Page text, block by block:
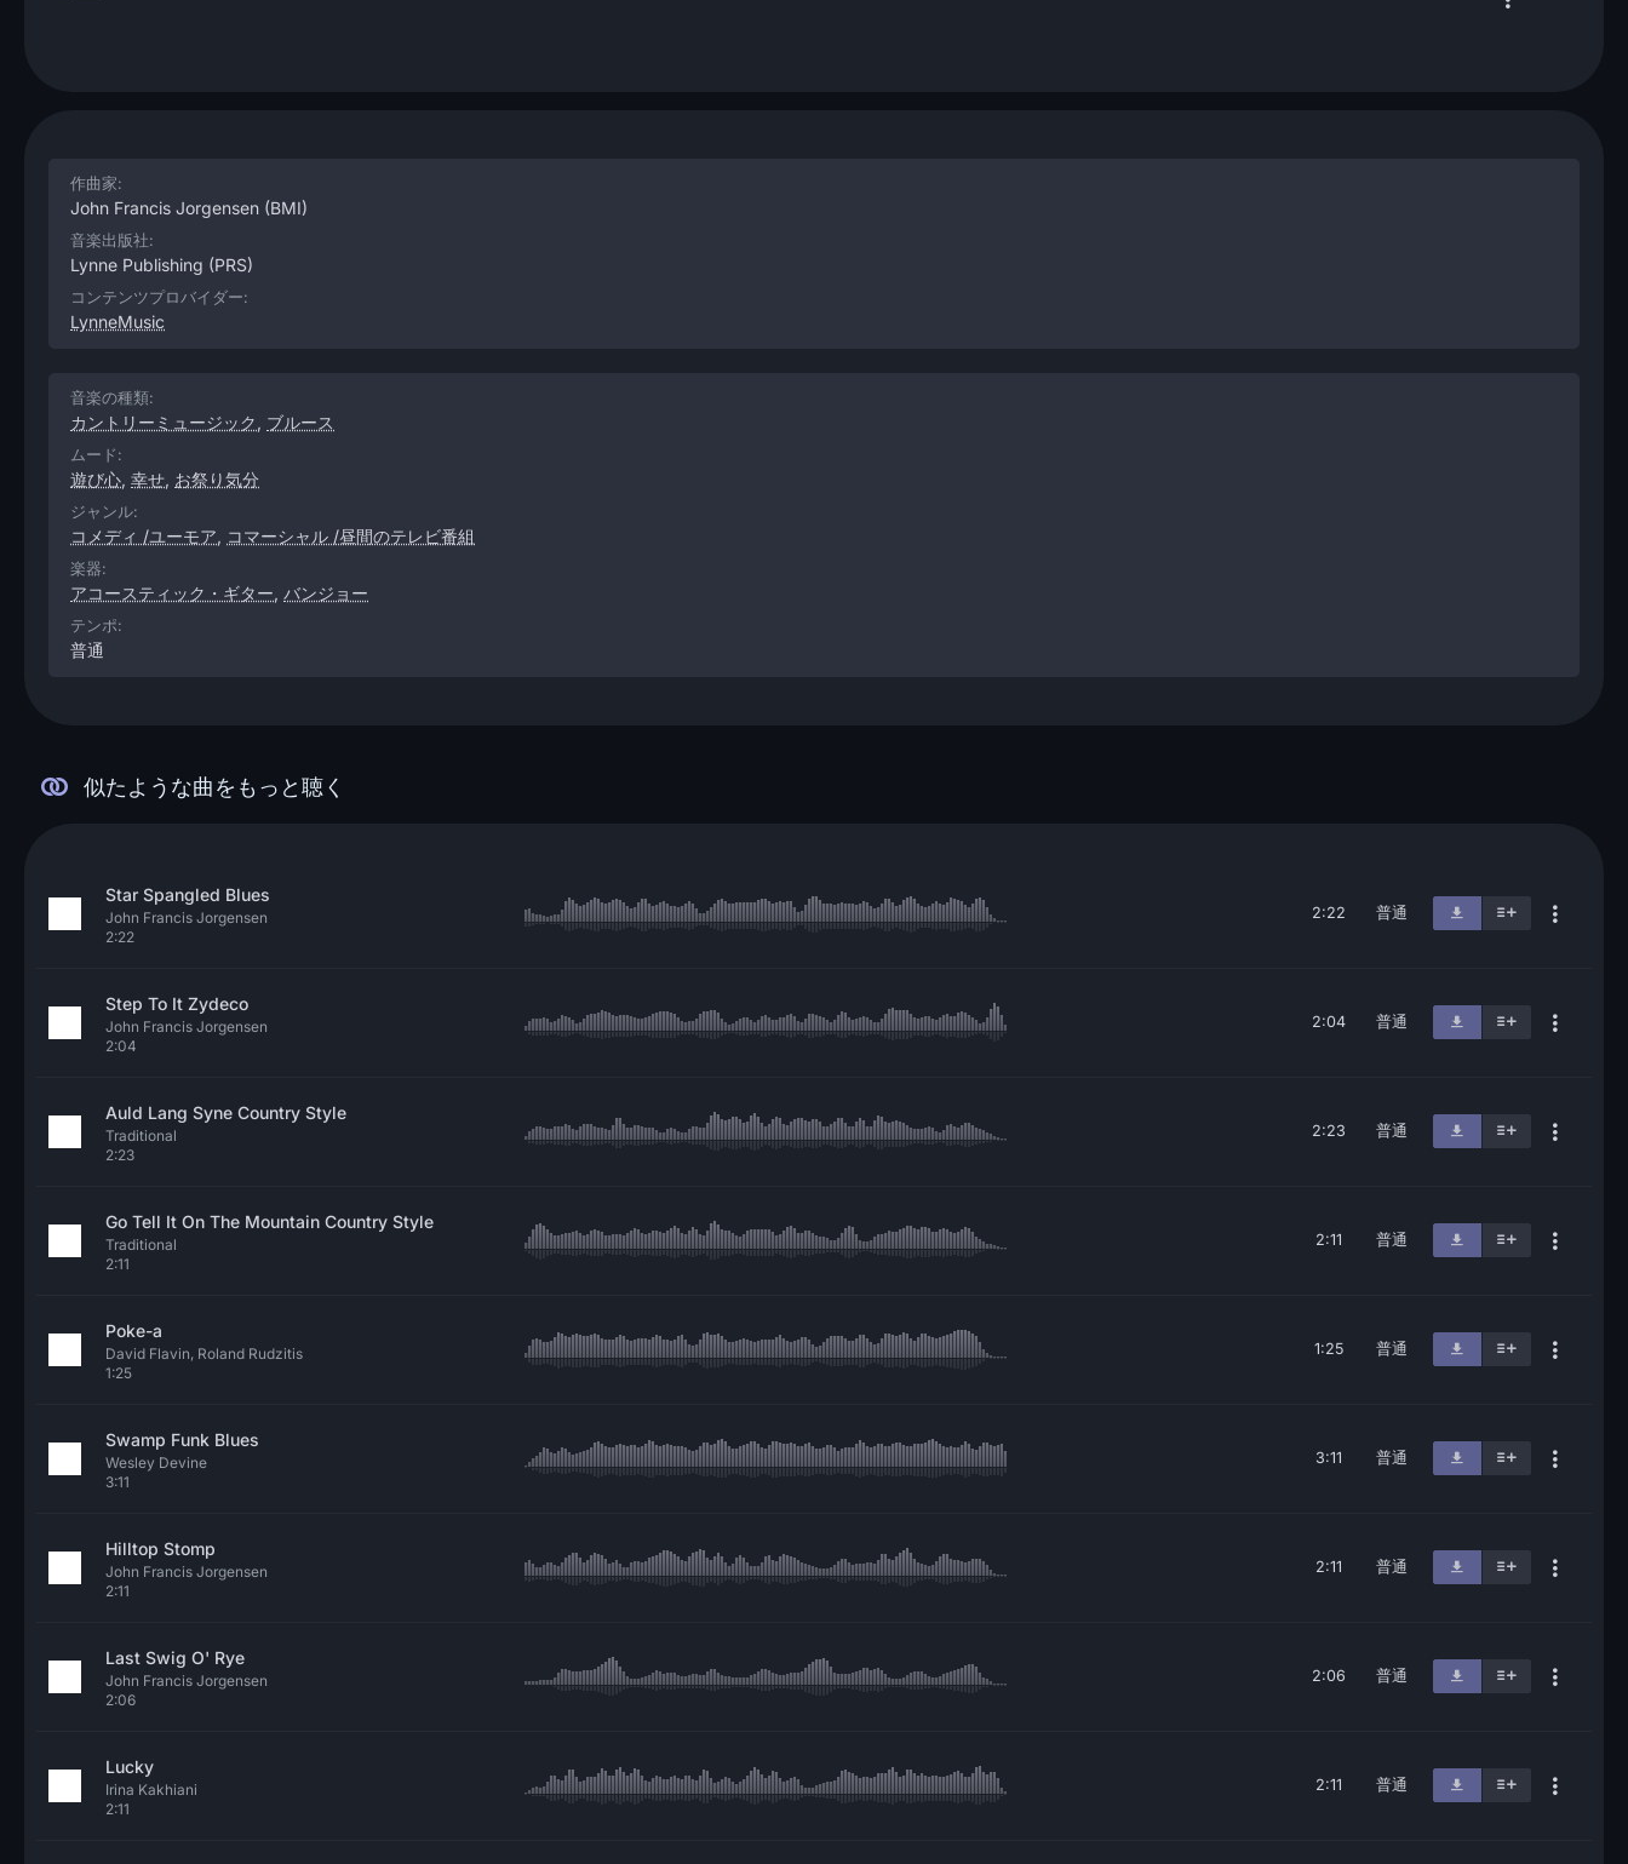
作曲家:
John Francis Jorgensen (BMI)
音楽出版社:
Lynne Publishing (PRS)
コンテンツプロバイダー:
LynneMusic
音楽の種類:
カントリーミュージック , ブルース
ムード:
遊び心, 幸せ, お祭り気分
ジャンル:
コメディ /ユーモア, コマーシャル /昼間のテレビ番組
楽器:
アコースティック・ギター, バンジョー
テンポ:
普通
似たような曲をもっと聴く
Star Spangled Blues
John Francis Jorgensen
2:22
2:22 普通
Step To It Zydeco
John Francis Jorgensen
2:04
2:04 普通
Auld Lang Syne Country Style
Traditional
2:23
2:23 普通
Go Tell It On The Mountain Country Style
Traditional
2:11
2:11 普通
Poke-a
David Flavin, Roland Rudzitis
1:25
1:25 普通
Swamp Funk Blues
Wesley Devine
3:11
3:11 普通
Hilltop Stomp
John Francis Jorgensen
2:11
2:11 普通
Last Swig O' Rye
John Francis Jorgensen
2:06
2:06 普通
Lucky
Irina Kakhiani
2:11
2:11 普通